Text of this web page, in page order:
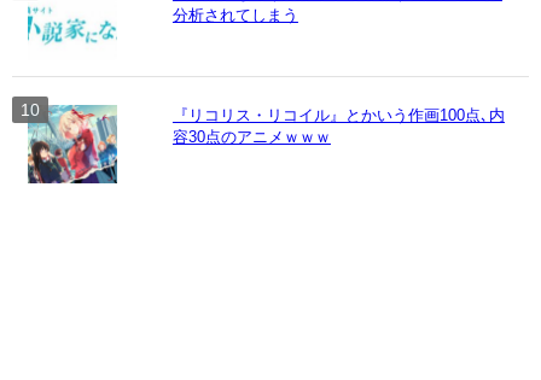
分析されてしまう
『リコリス・リコイル』とかいう作画100点､内
容30点のアニメｗｗｗ